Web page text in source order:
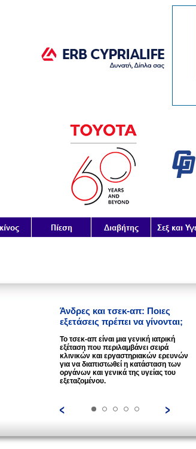
Άνδρες και τσεκ-απ: Ποιες
εξετάσεις πρέπει να γίνονται;
Το τσεκ-απ είναι μια γενική ιατρική
εξέταση που περιλαμβάνει σειρά
κλινικών και εργαστηριακών ερευνών
για να διαπιστωθεί η κατάσταση των
οργάνων και γενικά της υγείας του
εξεταζομένου.